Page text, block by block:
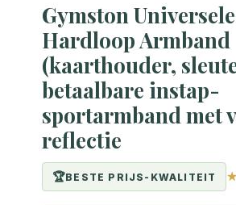
Gymston Universele
Hardloop Armband
(kaarthouder,
betaalbare instap-
sportarmband met
reflectie
BESTE PRIJS-KWALITEIT